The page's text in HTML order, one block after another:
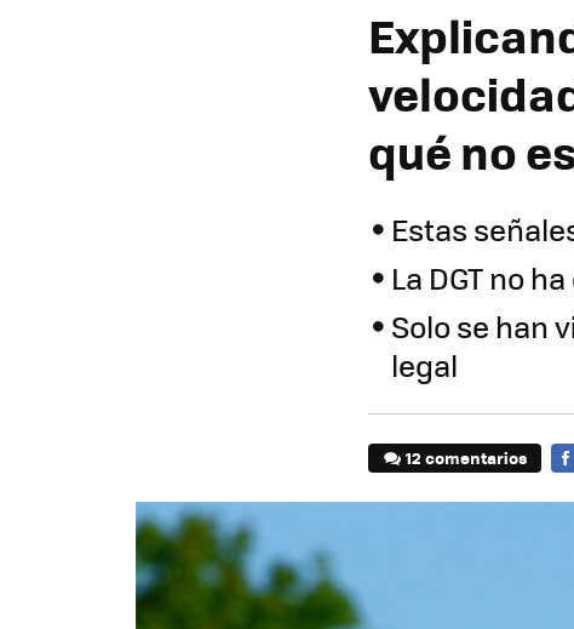
qué no
Estas
La DGT no
Solo se han
legal
12 comentarios